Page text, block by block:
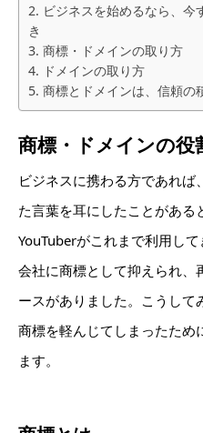
ビジネスを始めるなら、
き
商標・ドメインの取り方
ドメインの取り方
商標とドメインは、信頼の
商標・ドメインの役
ビジネスに携わる方であれば
た言葉を耳にしたことがある
YouTuberがこれまで利用し
会社に商標として抑えられ、
ースがありました。こうして
商標を軽んじてしまったため
ます。